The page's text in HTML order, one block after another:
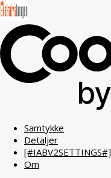
Samtykke
Detaljer
[#IABV2SETTINGS#]
Om